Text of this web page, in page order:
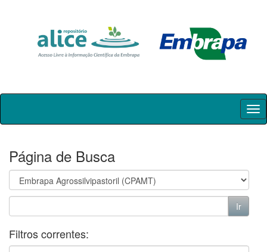
Skip
Página de Busca
Filtros correntes: